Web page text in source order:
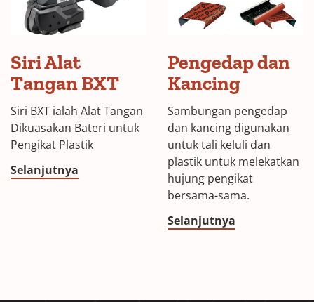
Siri Alat
Tangan BXT
Siri BXT ialah Alat Tangan
Dikuasakan Bateri untuk
Pengikat Plastik
Selanjutnya
Pengedap dan
Kancing
Sambungan pengedap
dan kancing digunakan
untuk tali keluli dan
plastik untuk melekatkan
hujung pengikat
bersama-sama.
Selanjutnya